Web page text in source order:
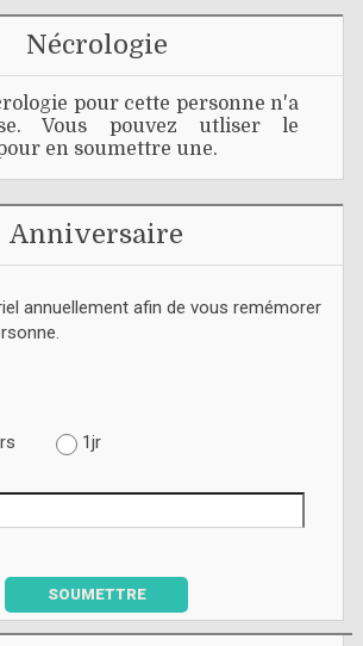
Nécrologie
pour cette personne n'a
Vous pouvez utliser le
en soumettre une.
Anniversaire
annuellement afin de vous remémorer
1jr
SOUMETTRE